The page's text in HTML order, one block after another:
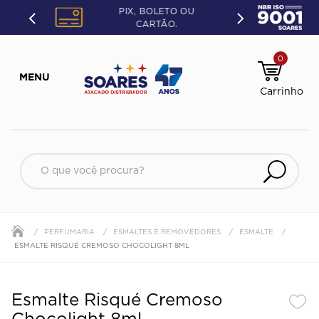
PIX, BOLETO OU
CARTÃO.
0
O que você procura?
PERFUMARIA ESMALTES E REMOVEDORES
ESMALTE
ESMALTE RISQUÉ CREMOSO CHOCOLIGHT 8ML
Esmalte Risqué Cremoso